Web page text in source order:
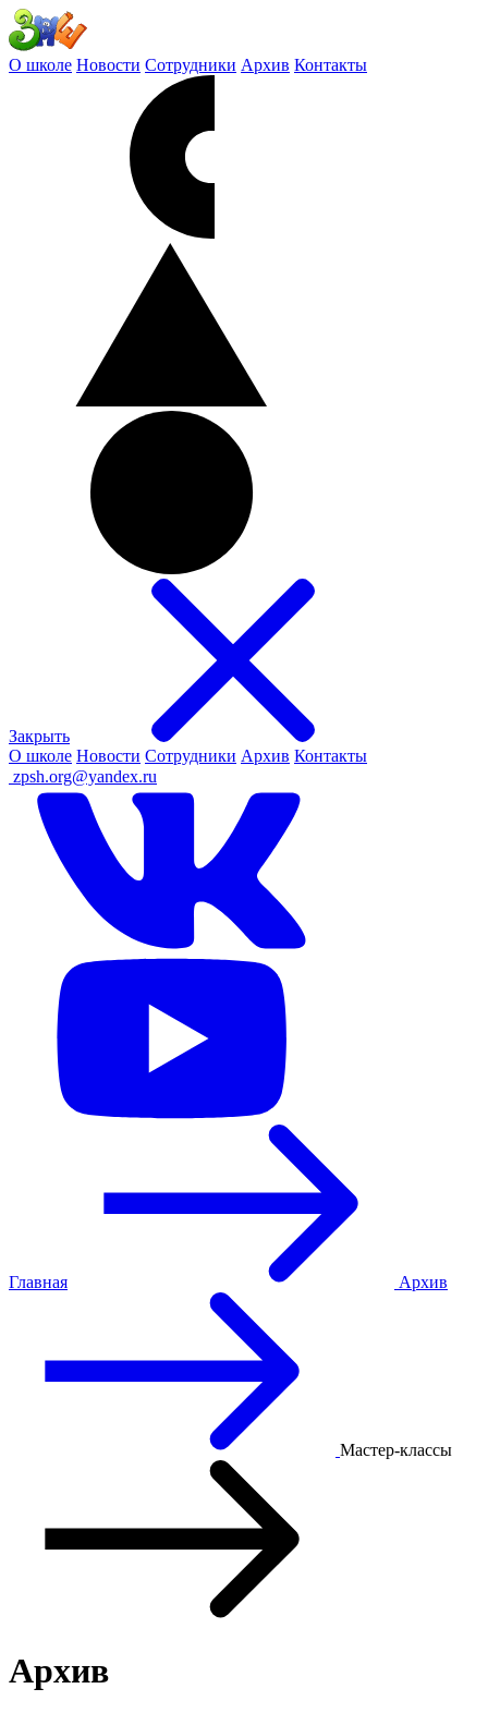
О школе Новости Сотрудники Архив Контакты
Закрыть
О школе Новости Сотрудники Архив Контакты
zpsh.org@yandex.ru
Главная Архив
Мастер-классы
Архив